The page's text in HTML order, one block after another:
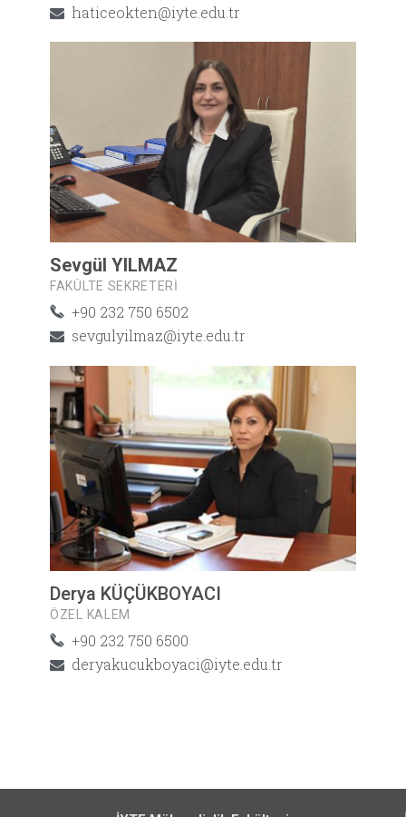
haticeokten@iyte.edu.tr
Sevgül YILMAZ
FAKÜLTE SEKRETERI
+90 232 750 6502
sevgulyilmaz@iyte.edu.tr
Derya KÜÇÜKBOYACI
ÖZEL KALEM
+90 232 750 6500
deryakucukboyaci@iyte.edu.tr